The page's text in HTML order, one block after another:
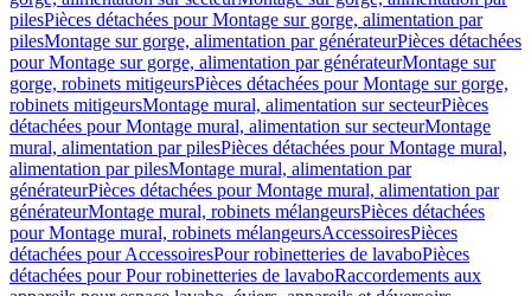
pilesPièces détachées pour Montage sur gorge, alimentation par
pilesMontage sur gorge, alimentation par générateurPièces détachées
pour Montage sur gorge, alimentation par générateurMontage sur
gorge, robinets mitigeursPièces détachées pour Montage sur gorge,
robinets mitigeursMontage mural, alimentation sur secteurPièces
détachées pour Montage mural, alimentation sur secteurMontage
mural, alimentation par pilesPièces détachées pour Montage mural,
alimentation par pilesMontage mural, alimentation par
générateurPièces détachées pour Montage mural, alimentation par
générateurMontage mural, robinets mélangeursPièces détachées
pour Montage mural, robinets mélangeursAccessoiresPièces
détachées pour AccessoiresPour robinetteries de lavaboPièces
détachées pour Pour robinetteries de lavaboRaccordements aux